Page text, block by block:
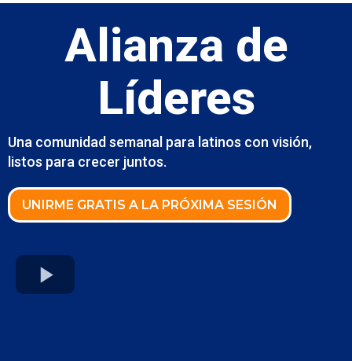
Alianza de
Líderes
Una comunidad semanal para latinos con visión,
listos para crecer juntos.
UNIRME GRATIS A LA PRÓXIMA SESIÓN